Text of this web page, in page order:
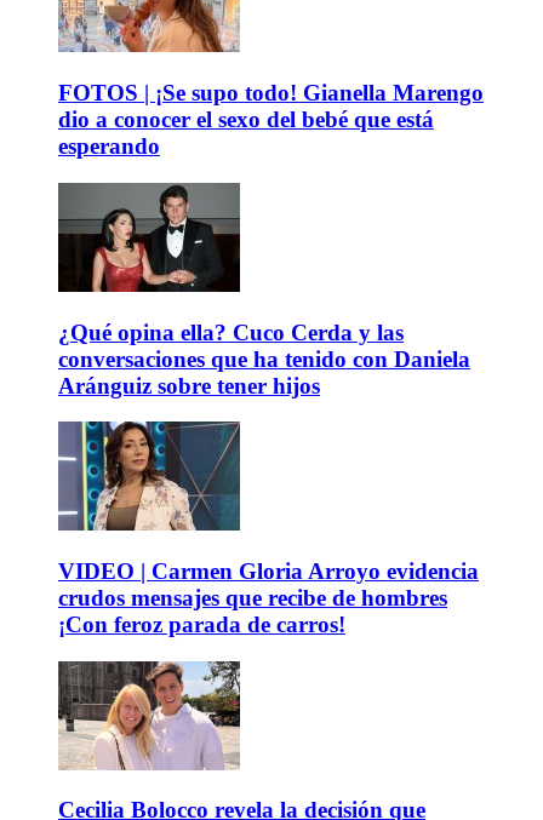
FOTOS | ¡Se supo todo! Gianella Marengo
dio a conocer el sexo del bebé que está
esperando
¿Qué opina ella? Cuco Cerda y las
conversaciones que ha tenido con Daniela
Aránguiz sobre tener hijos
VIDEO | Carmen Gloria Arroyo evidencia
crudos mensajes que recibe de hombres
¡Con feroz parada de carros!
Cecilia Bolocco revela la decisión que